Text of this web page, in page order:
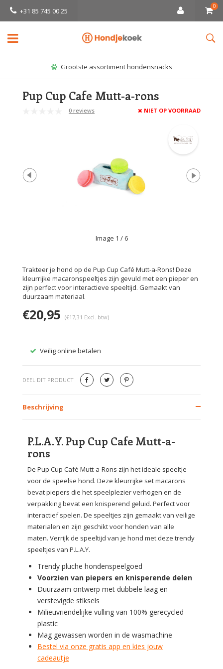
+31 85 745 00 25
0
Grootste assortiment hondensnacks
Pup Cup Cafe Mutt-a-rons
0 reviews NIET OP VOORRAAD
Image 1 / 6
Trakteer je hond op de Pup Cup Café Mutt-a-Rons! Deze
kleurrijke macaronspeeltjes zijn gevuld met een pieper en
zijn perfect voor interactieve speeltijd. Gemaakt van
duurzaam materiaal.
€20,95 (€17,31 Excl. btw)
Veilig online betalen
DEEL DIT PRODUCT
Beschrijving
P.L.A.Y. Pup Cup Cafe Mutt-a-
rons
De Pup Cup Café Mutt-a-Rons zijn het ideale speeltje
voor de speelse hond. Deze kleurrijke set macarons
bevat piepers die het speelplezier verhogen en de
verpakking bevat een knisperend geluid. Perfect voor
interactief spelen. De speeltjes zijn gemaakt van veilige
materialen en zijn geschikt voor honden van alle
maten. Verrijk de speeltijd van je hond met deze trendy
speeltjes van P.L.A.Y.
Trendy pluche hondenspeelgoed
Voorzien van piepers en knisperende delen
Duurzaam ontwerp met dubbele laag en
verstevigde stiksels
Milieuvriendelijke vulling van 100% gerecycled
plastic
Mag gewassen worden in de wasmachine
Bestel via onze gratis app en kies jouw
cadeautje